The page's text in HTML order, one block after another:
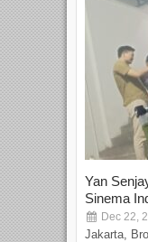
Yan
Sinema
Dec 22,
Jakarta,